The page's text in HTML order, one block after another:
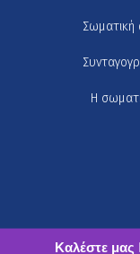
Σωματική
Η
Καλέστε μας